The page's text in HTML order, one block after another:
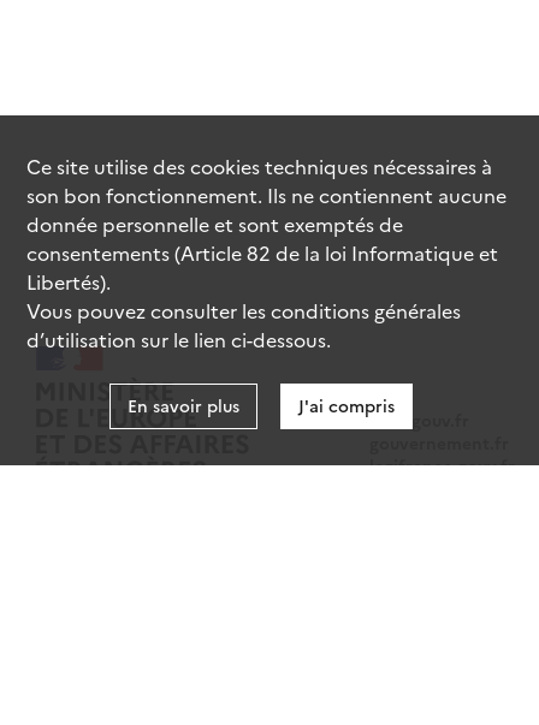
data.gouv.fr
legifrance.gouv.fr
Ce site utilise descookiestechniques nécessaires à
son bon fonctionnement. Ils ne contiennent aucune
donnée personnelle et sont exemptés de
consentements (Article 82 de la loi Informatique et
Libertés).
Vous pouvez consulter les conditions générales
d’utilisation sur le lien ci-dessous.
En savoir plus J'ai compris